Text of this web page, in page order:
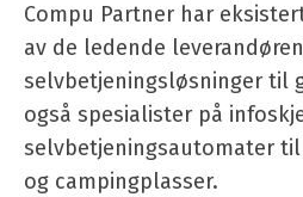
Compu Partner har
av de ledende
selvbetjeningsløsninger til
også spesialister på
selvbetjeningsautomater
og campingplasser.